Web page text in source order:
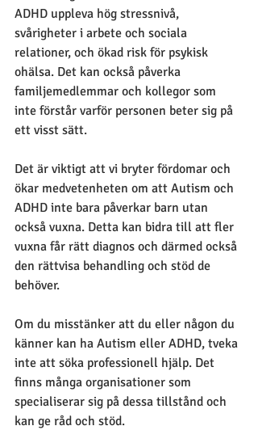
ADHD uppleva hög stressnivå,
svårigheter i arbete och sociala
relationer, och ökad risk för psykisk
ohälsa. Det kan också påverka
familjemedlemmar och kollegor som
inte förstår varför personen beter sig på
ett visst sätt.
Det är viktigt att vi bryter fördomar och
ökar medvetenheten om att Autism och
ADHD inte bara påverkar barn utan
också vuxna. Detta kan bidra till att fler
vuxna får rätt diagnos och därmed också
den rättvisa behandling och stöd de
behöver.
Om du misstänker att du eller någon du
känner kan ha Autism eller ADHD, tveka
inte att söka professionell hjälp. Det
finns många organisationer som
specialiserar sig på dessa tillstånd och
kan ge råd och stöd.